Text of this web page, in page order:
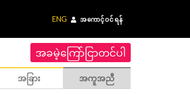
ENG အကောင့်ဝင်ရန်
အခမဲ့ကြော်ငြာတင်ပါ
အခြား အကူအညီ